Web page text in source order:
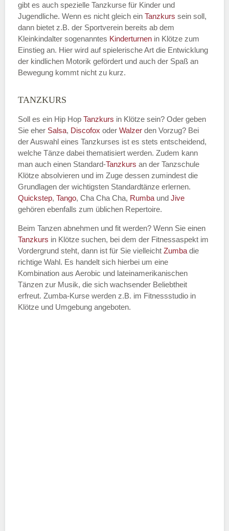
Name der Tanzschule
Kontakt E-Mail
Name des Tanzkurs
Tanzart*
gibt es auch spezielle Tanzkurse für Kinder und
Jugendliche. Wenn es nicht gleich ein Tanzkurs sein soll,
dann bietet z.B. der Sportverein bereits ab dem
Kleinkindalter sogenanntes Kinderturnen in Klötze zum
Einstieg an. Hier wird auf spielerische Art die Entwicklung
der kindlichen Motorik gefördert und auch der Spaß an
Bewegung kommt nicht zu kurz.
TANZKURS
Soll es ein Hip Hop Tanzkurs in Klötze sein? Oder geben
Sie eher Salsa, Discofox oder Walzer den Vorzug? Bei
der Auswahl eines Tanzkurses ist es stets entscheidend,
welche Tänze dabei thematisiert werden. Zudem kann
man auch einen Standard-Tanzkurs an der Tanzschule
Klötze absolvieren und im Zuge dessen zumindest die
Grundlagen der wichtigsten Standardtänze erlernen.
Quickstep, Tango, Cha Cha Cha, Rumba und Jive
gehören ebenfalls zum üblichen Repertoire.
Beim Tanzen abnehmen und fit werden? Wenn Sie einen
Tanzkurs in Klötze suchen, bei dem der Fitnessaspekt im
Vordergrund steht, dann ist für Sie vielleicht Zumba die
richtige Wahl. Es handelt sich hierbei um eine
Kombination aus Aerobic und lateinamerikanischen
Tänzen zur Musik, die sich wachsender Beliebtheit
erfreut. Zumba-Kurse werden z.B. im Fitnessstudio in
Klötze und Umgebung angeboten.